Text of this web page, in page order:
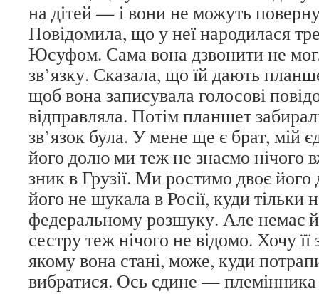
на дітей — і вони не можуть
Повідомила, що у неї народилася
Юсуфом. Сама вона дзвонити не
зв’язку. Сказала, що їй дають
щоб вона записувала голосові
відправляла. Потім планшет
зв’язок була. У мене ще є брат, мій
його долю ми теж не знаємо нічого
зник в Грузії. Ми ростимо двоє його
його не шукала в Росії, куди тільки
федеральному розшуку. Але немає
сестру теж нічого не відомо. Хочу її
якому вона стані, може, куди
вибратися. Ось єдине —